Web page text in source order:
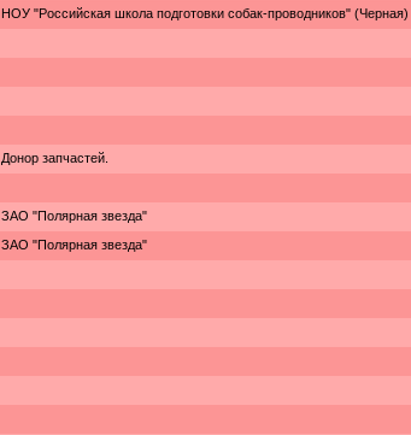
НОУ "Российская школа подготовки собак-проводников" (Черная)
Донор запчастей.
ЗАО "Полярная звезда"
ЗАО "Полярная звезда"